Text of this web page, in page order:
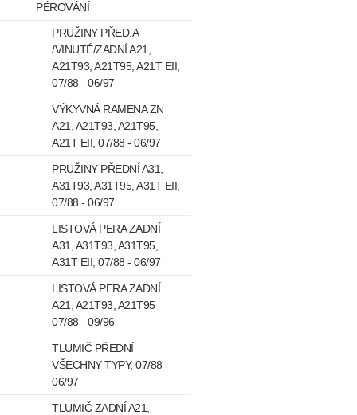
PÉROVÁNÍ
PRUŽINY PŘED.A
/VINUTÉ/ZADNÍ A21,
A21T93, A21T95, A21T EII,
07/88 - 06/97
VÝKYVNÁ RAMENA ZN
A21, A21T93, A21T95,
A21T EII, 07/88 - 06/97
PRUŽINY PŘEDNÍ A31,
A31T93, A31T95, A31T EII,
07/88 - 06/97
LISTOVÁ PERA ZADNÍ
A31, A31T93, A31T95,
A31T EII, 07/88 - 06/97
LISTOVÁ PERA ZADNÍ
A21, A21T93, A21T95
07/88 - 09/96
TLUMIČ PŘEDNÍ
VŠECHNY TYPY, 07/88 -
06/97
TLUMIČ ZADNÍ A21,